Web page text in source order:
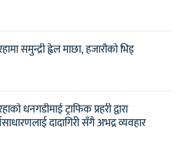
समुन्द्री ह्वेल माछा, हजारौको भिड्
धनगडीमाई ट्राफिक प्रहरी द्वारा
दादागिरी सँगै अभद्र व्यवहार